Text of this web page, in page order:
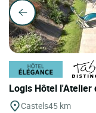
Logis Hôtel l'Atelier
Castels45 km